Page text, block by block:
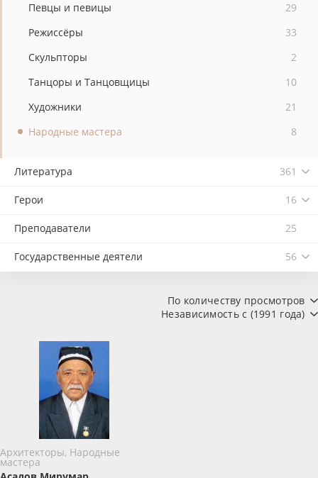
Певцы и певицы
29
Режиссёры
33
Скульпторы
2
Танцоры и Танцовщицы
10
Художники
21
Народные мастера
8
Литература 361
Герои 16
Преподаватели 25
Государственные деятели 56
По количеству просмотров
Независимость с (1991 года)
Архитекторы, Народные
мастера